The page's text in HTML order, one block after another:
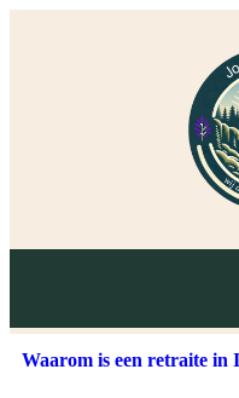
Waarom is een retraite in